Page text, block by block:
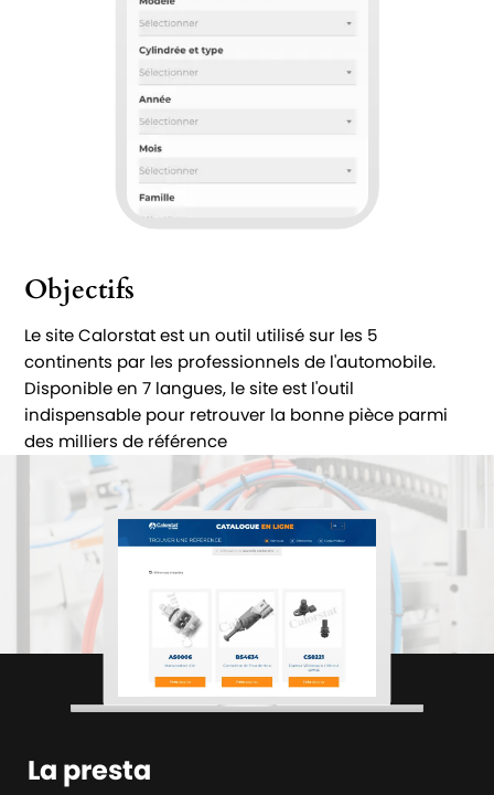
Objectifs
Le site Calorstat est un outil utilisé sur les 5
continents par les professionnels de l'automobile.
Disponible en 7 langues, le site est l'outil
indispensable pour retrouver la bonne pièce parmi
des milliers de référence
La presta